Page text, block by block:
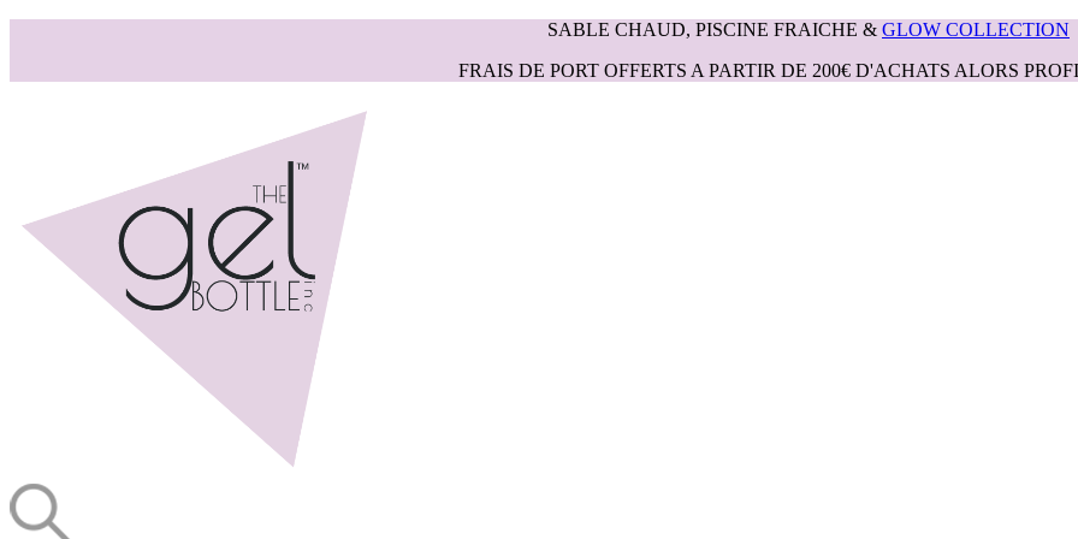
SABLE CHAUD, PISCINE FRAICHE & GLOW COLLECTION
FRAIS DE PORT OFFERTS A PARTIR DE 200€ D'ACHATS ALORS